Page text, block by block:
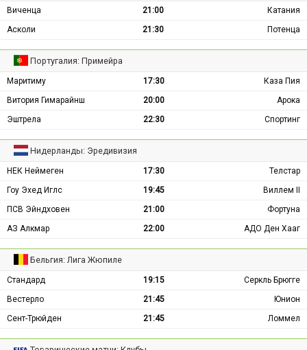
Виченца 21:00
Катания
Асколи
21:30 Потенца
Португалия: Примейра
Маритиму 17:30
Каза Пия
Витория Гимарайнш
20:00
Арока
Эштрела
22:30 Спортинг
Нидерланды: Эредивизия
НЕК Неймеген 17:30
Телстар
Гоу Эхед Иглс
19:45
Виллем II
ПСВ Эйндховен
21:00
Фортуна
АЗ Алкмар
22:00 АДО Ден Хааг
Бельгия: Лига Жюпиле
Стандард 19:15
Серкль Брюгге
Вестерло
21:45
Юнион
Сент-Трюйден
21:45 Ломмел